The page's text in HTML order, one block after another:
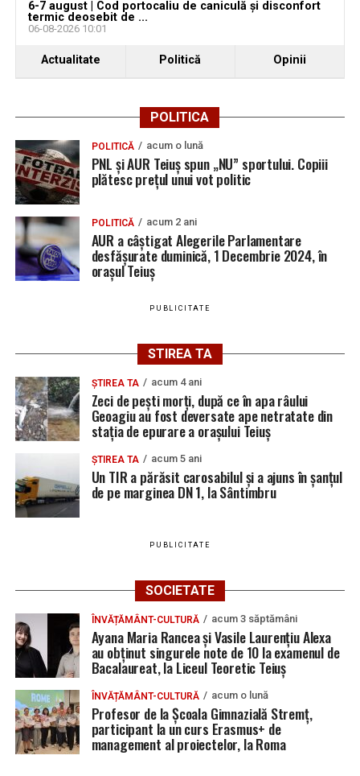
vacante
Locuri de muncă în Teiuș, disponibile la 4 august
2026. AJOFM Alba a publicat lista posturilor
vacante
Bărbat de 30 de ani din Galda de Jos, reținut după
ce și-ar fi agresat și violat partenera
6-7 august | Cod portocaliu de caniculă și disconfort
termic deosebit de ...
06-08-2026 10:01
Actualitate Politică Opinii
POLITICA
POLITICĂ acum o lună
PNL și AUR Teiuș spun „NU” sportului. Copiii
plătesc prețul unui vot politic
POLITICĂ acum 2 ani
AUR a câștigat Alegerile Parlamentare
desfășurate duminică, 1 Decembrie 2024, în
orașul Teiuș
PUBLICITATE
STIREA TA
ȘTIREA TA acum 4 ani
Zeci de pești morți, după ce în apa râului
Geoagiu au fost deversate ape netratate din
stația de epurare a orașului Teiuș
ȘTIREA TA acum 5 ani
Un TIR a părăsit carosabilul și a ajuns în șanțul
de pe marginea DN 1, la Sântimbru
PUBLICITATE
SOCIETATE
ÎNVĂȚĂMÂNT-CULTURĂ acum 3 săptămâni
Ayana Maria Rancea și Vasile Laurențiu Alexa
au obținut singurele note de 10 la examenul de
Bacalaureat, la Liceul Teoretic Teiuș
ÎNVĂȚĂMÂNT-CULTURĂ acum o lună
Profesor de la Școala Gimnazială Stremț,
participant la un curs Erasmus+ de
management al proiectelor, la Roma